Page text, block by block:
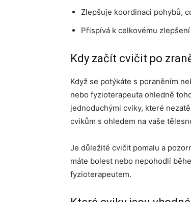
Zlepšuje koordinaci pohybů,
Přispívá k celkovému
Kdy začít cvičit po
Když se potýkáte s poraněním
nebo fyzioterapeuta ohledně
jednoduchými cviky, které
cvikům s ohledem na vaše
Je důležité cvičit pomalu a
máte bolest nebo nepohodlí
fyzioterapeutem.